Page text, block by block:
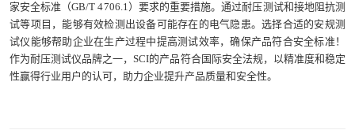
家安全标准（GB/T 4706.1）要求的重要措施。通过耐压测试和接地阻抗测
试等项目，能够有效检测出设备可能存在的电气隐患。选择合适的安规测
试仪能够帮助企业在生产过程中提高测试效率，确保产品符合安全标准！
作为耐压测试仪品牌之一，SCI的产品符合国际安全法规，以精准度和稳定
性赢得行业用户的认可，助力企业提升产品质量和安全性。